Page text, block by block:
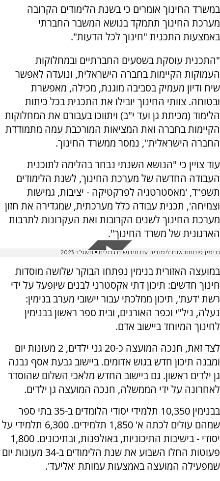
במשרד החינוך אומרים כי בשנת הלימודים הקרובה
מערכת החינוך תתמקד בנושא המשבר החברתי
באמצעות התכנית "חינוך לכל הדעות".
"התכנית עוסקת בשסעים החברתיים ובמחלוקות
העמוקות הקיימות בחברה הישראלית, ונועדה לאפשר
שיח ודיון מעמיק בסביבה מוגנת, מכילה, מאפשרת
ובטוחה. צוותי החינוך יובילו את התכנית בכל כיתות
הלימוד (מכיתת גן ועד י"ב) ויתווכו בעבורם את המחלוקות
הקיימות בחברה ואת המציאות המורכבת עמה מתמודדת
החברה הישראלית", נמסר ממשרד החינוך.
עוד צויין כי "הנושא השנתי נבחר בהלימה לתוכנית
העבודה החדשה של מערכת החינוך, לשנת הלימודים
תשפ"ד, 'מאסטרטגיה לפרקטיקה - יציבות, גמישות
וצמיחה', תכנית עבודה כלל מערכתית, שמגדירה את חזון
מערכת החינוך לשנים הקרובות ואת העקרונות לתרבות
הארגונית של משרד החינוך".
בנימין פותחת שנת לימודים עם חידושים גדולים ▪️ תשפ"ד 2023
במועצה האזורית בנימין נפתחו הבוקר שלושה מוסדות
חינוך חדשים: תיכון דתי אקסטרני לבנים שיופעל על ידי
רשת 'דעת', תיכון ממלכתי עבור יישובי מערב בנימין:
נעלה, ניל"י וכפר האורנים, ובית ספר ראשון בבנימין
לחינוך המיוחד ביישוב אדם.
לצד זאת, חנכה המועצה כ-20 גני ילדים, 2 מעונות יום
ומבנה תיכון חדש בגוש אדומים. ביישוב גבעת אסף נבנה
גן ילדים ראשון. גם ביישוב החדש מלאכי השלום שהוסדר
לאחרונה על ידי הממשלה, חנכה המועצה גן ילדים.
בבנימין 10,350 תלמידי יסודי הלומדים ב-35 בתי ספר
שמהם עולים לכתה א' 1,850 תלמידים. 6,300 תלמידי על
יסודי - בישיבות התיכוניות, באולפנות, ובתיכונים. 1,800
פעוטות החלו השבוע את שנת הלימודים ב-34 מעונות יום
שמפעילה המועצה באמצעות עמותת 'אליעד'.